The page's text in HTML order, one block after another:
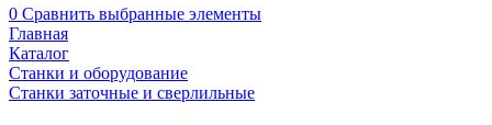
0 Сравнить выбранные элементы
Главная
Каталог
Станки и оборудование
Станки заточные и сверлильные